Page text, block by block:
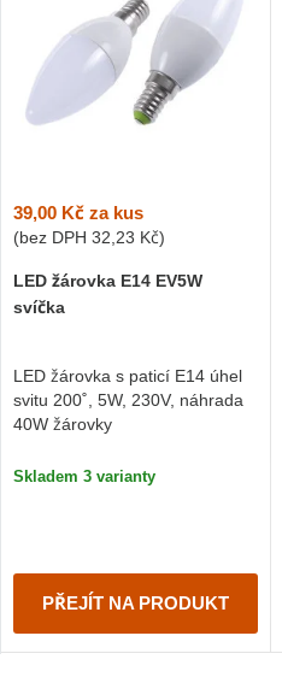
39,00 Kč za kus
(bez DPH 32,23 Kč)
LED žárovka E14 EV5W
svíčka
LED žárovka s paticí E14 úhel
svitu 200˚, 5W, 230V, náhrada
40W žárovky
Skladem 3 varianty
PŘEJÍT NA PRODUKT